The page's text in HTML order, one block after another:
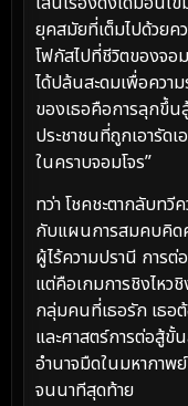
ยุคสมัยที่เต็มไปด้วยค
โฟกัสไปที่ชีวิตของจอ
ได้ปล้นสะดมเพื่อควา
ของเธอคือการลุกขึ้น
ประชาชนที่ถูกเอารัด
ในคราบจอมโจร”
ทว่า โชคชะตากลับท
กับแผนการสมคบคิด
ผู้ไร้ความปรานี การต่
แต่คือเกมการชิงไหว
กลุ่มคนที่เธอรัก เธอ
และศาสตร์การต่อสู้
อำนาจมืดในมหากาพ
จนนาทีสุดท้าย